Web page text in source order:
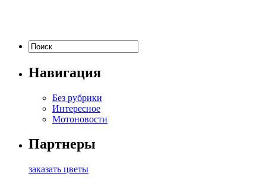
Навигация
Без рубрики
Интересное
Мотоновости
Партнеры
заказать цветы